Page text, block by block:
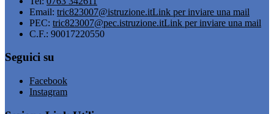
Email: tric823007@istruzione.itLink per inviare una mail
PEC: tric823007@pec.istruzione.itLink per inviare una mail
C.F.: 90017220550
Seguici su
Facebook
Instagram